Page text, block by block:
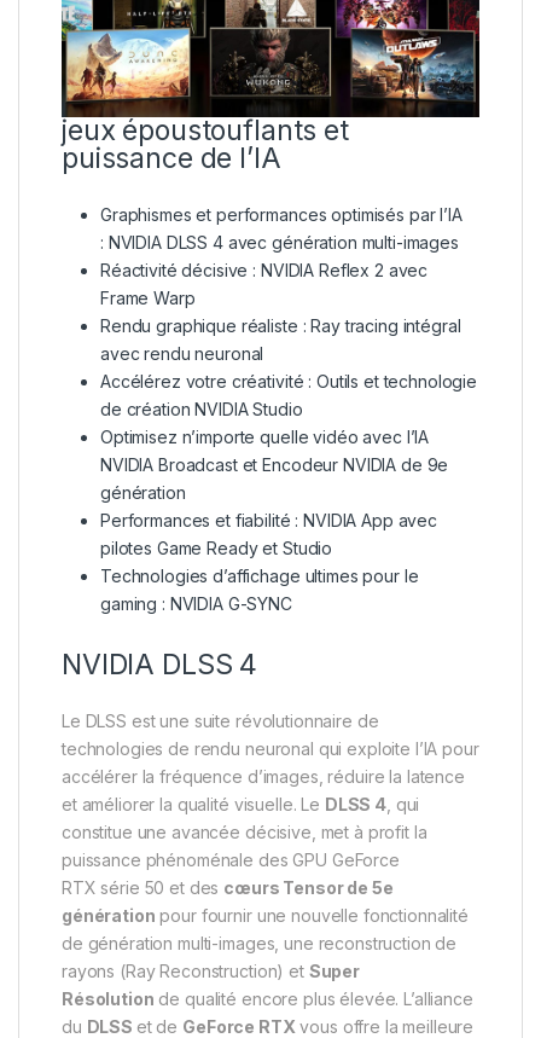
jeux époustouflants et
puissance de l’IA
Graphismes et performances optimisés par l’IA
: NVIDIA DLSS 4 avec génération multi-images
Réactivité décisive : NVIDIA Reflex 2 avec
Frame Warp
Rendu graphique réaliste : Ray tracing intégral
avec rendu neuronal
Accélérez votre créativité : Outils et technologie
de création NVIDIA Studio
Optimisez n’importe quelle vidéo avec l’IA
NVIDIA Broadcast et Encodeur NVIDIA de 9e
génération
Performances et fiabilité : NVIDIA App avec
pilotes Game Ready et Studio
Technologies d’affichage ultimes pour le
gaming : NVIDIA G-SYNC
NVIDIA DLSS 4
Le DLSS est une suite révolutionnaire de
technologies de rendu neuronal qui exploite l’IA pour
accélérer la fréquence d’images, réduire la latence
et améliorer la qualité visuelle. ‌Le DLSS 4 , qui
constitue une avancée décisive, met à profit la
puissance phénoménale des GPU GeForce
RTX série 50 et des cœurs Tensor de 5e
génération pour fournir une nouvelle fonctionnalité
de génération multi-images, une reconstruction de
rayons (Ray Reconstruction) et Super
Résolution de qualité encore plus élevée. L’alliance
du DLSS et de GeForce RTX vous offre la meilleure